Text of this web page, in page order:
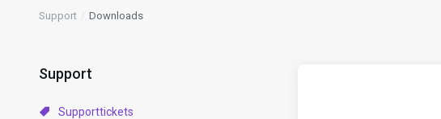
Support Downloads
Support
Supporttickets